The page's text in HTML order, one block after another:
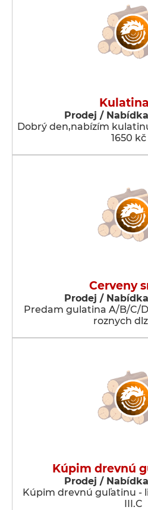
Prodej /
Dobrý den,nabízím
1650
Cerveny
Prodej /
Predam gulatina A/B/C/
roznych
Kúpim drevnú
Prodej /
Kúpim drevnú guľatinu -
III.C